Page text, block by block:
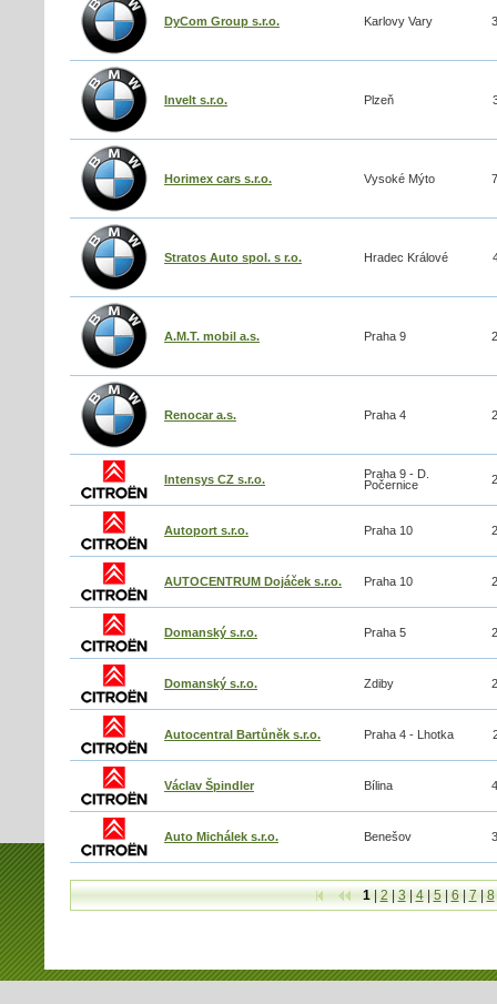
DyCom Group s.r.o. Karlovy Vary
Invelt s.r.o. Plzeň
Horimex cars s.r.o. Vysoké Mýto
Stratos Auto spol. s r.o. Hradec Králové
A.M.T. mobil a.s. Praha 9
Renocar a.s. Praha 4
Intensys CZ s.r.o.
Praha 9 - D.
Počernice
Autoport s.r.o. Praha 10
AUTOCENTRUM Dojáček s.r.o. Praha 10
Domanský s.r.o. Praha 5
Domanský s.r.o. Zdiby
Autocentral Bartůněk s.r.o. Praha 4 - Lhotka
Václav Špindler Bílina
Auto Michálek s.r.o. Benešov
PrvníPředchozí
1|2|3|4|5|6|7|8